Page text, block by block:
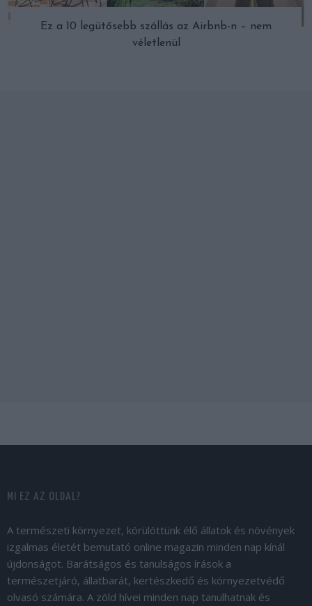
Ez a 10 legütősebb szállás az Airbnb-n – nem
véletlenül
MI EZ AZ OLDAL?
A természeti környezet, körülöttünk élő állatok és növények
izgalmas életét bemutató online magazin minden nap kínál
újdonságot. Barátságos és tanulságos írások a
természetjáró, állatbarát, kertészkedő és környezetvédő
olvasó számára. A zöld hívei minden nap tanulhatnak és